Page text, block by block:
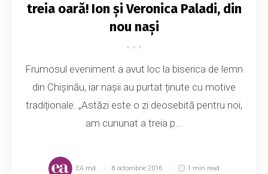
treia oară! Ion și Veronica Paladi, din
nou nași
Frumosul eveniment a avut loc la biserica de lemn
din Chișinău, iar nașii au purtat ținute cu motive
tradiționale. „Astăzi este o zi deosebită pentru noi,
am cununat a treia p...
EA.md 8 octombrie 2016 1 min read